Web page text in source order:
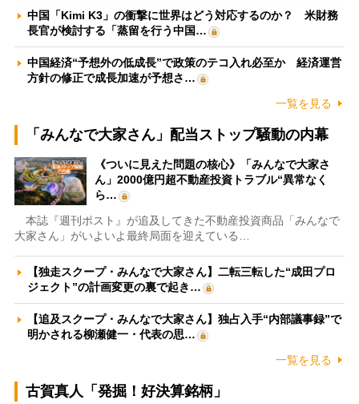
中国「Kimi K3」の衝撃に世界はどう対応するのか？ 米財務
長官が検討する「蒸留を行う中国…
中国経済“予想外の低成長”で政策のテコ入れ必至か 経済運営
方針の修正で成長加速が予想さ…
一覧を見る
「みんなで大家さん」配当ストップ騒動の内幕
《ついに見えた問題の核心》「みんなで大家さ
ん」2000億円超不動産投資トラブル“異常なく
ら…
本誌『週刊ポスト』が追及してきた不動産投資商品「みんなで
大家さん」がいよいよ最終局面を迎えている…
【独走スクープ・みんなで大家さん】二転三転した“成田プロ
ジェクト”の計画変更の裏で起き…
【追及スクープ・みんなで大家さん】独占入手“内部議事録”で
明かされる柳瀬健一・代表の思…
一覧を見る
古賀真人「発掘！好決算銘柄」